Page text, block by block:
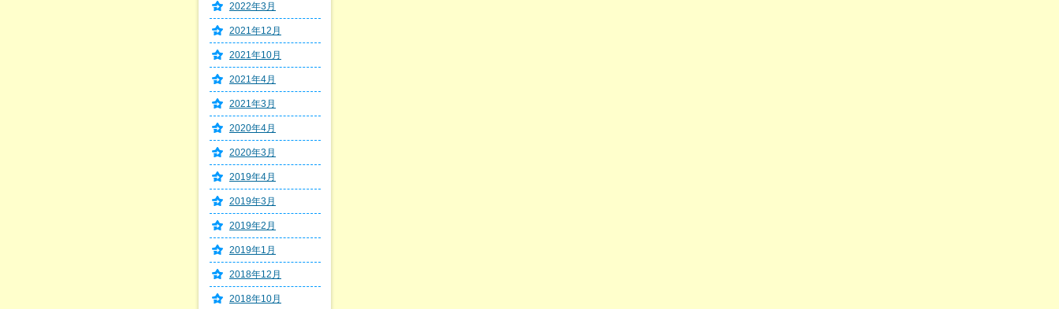
2022年3月
2021年12月
2021年10月
2021年4月
2021年3月
2020年4月
2020年3月
2019年4月
2019年3月
2019年2月
2019年1月
2018年12月
2018年10月